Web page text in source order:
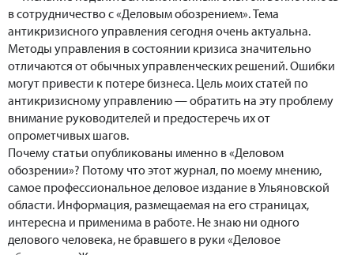
в сотрудничество с «Деловым обозрением». Тема
антикризисного управления сегодня очень актуальна.
Методы управления в состоянии кризиса значительно
отличаются от обычных управленческих решений. Ошибки
могут привести к потере бизнеса. Цель моих статей по
антикризисному управлению — обратить на эту проблему
внимание руководителей и предостеречь их от
опрометчивых шагов.
Почему статьи опубликованы именно в «Деловом
обозрении»? Потому что этот журнал, по моему мнению,
самое профессиональное деловое издание в Ульяновской
области. Информация, размещаемая на его страницах,
интересна и применима в работе. Не знаю ни одного
делового человека, не бравшего в руки «Деловое